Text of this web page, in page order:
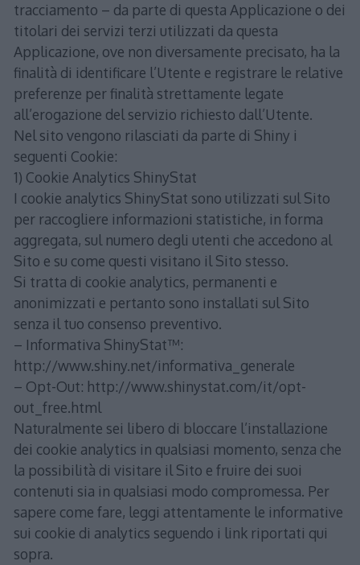
tracciamento – da parte di questa Applicazione o dei
titolari dei servizi terzi utilizzati da questa
Applicazione, ove non diversamente precisato, ha la
finalità di identificare l’Utente e registrare le relative
preferenze per finalità strettamente legate
all’erogazione del servizio richiesto dall’Utente.
Nel sito vengono rilasciati da parte di Shiny i
seguenti Cookie:
1) Cookie Analytics ShinyStat
I cookie analytics ShinyStat sono utilizzati sul Sito
per raccogliere informazioni statistiche, in forma
aggregata, sul numero degli utenti che accedono al
Sito e su come questi visitano il Sito stesso.
Si tratta di cookie analytics, permanenti e
anonimizzati e pertanto sono installati sul Sito
senza il tuo consenso preventivo.
– Informativa ShinyStat™:
http://www.shiny.net/informativa_generale
– Opt-Out: http://www.shinystat.com/it/opt-
out_free.html
Naturalmente sei libero di bloccare l’installazione
dei cookie analytics in qualsiasi momento, senza che
la possibilità di visitare il Sito e fruire dei suoi
contenuti sia in qualsiasi modo compromessa. Per
sapere come fare, leggi attentamente le informative
sui cookie di analytics seguendo i link riportati qui
sopra.